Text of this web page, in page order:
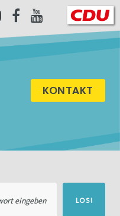
Instagram
Facebook
Youtube
KONTAKT
LOS!